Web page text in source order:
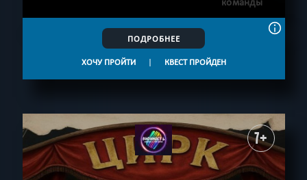
ПОДРОБНЕЕ
ХОЧУ ПРОЙТИ | КВЕСТ ПРОЙДЕН
7+